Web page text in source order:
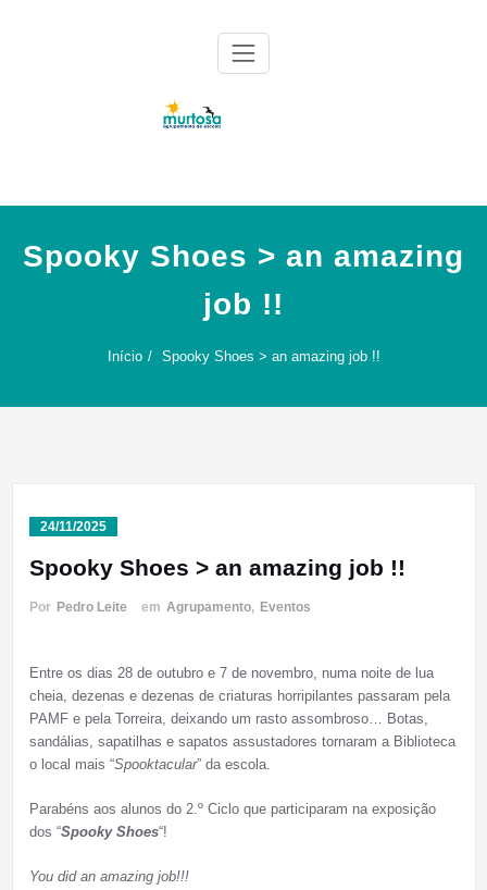
Spooky Shoes > an amazing
job !!
Início Spooky Shoes > an amazing job !!
24/11/2025
Spooky Shoes > an amazing job !!
Por Pedro Leite em Agrupamento, Eventos
Entre os dias 28 de outubro e 7 de novembro, numa noite de lua
cheia, dezenas e dezenas de criaturas horripilantes passaram pela
PAMF e pela Torreira, deixando um rasto assombroso… Botas,
sandálias, sapatilhas e sapatos assustadores tornaram a Biblioteca
o local mais “Spooktacular” da escola.
Parabéns aos alunos do 2.º Ciclo que participaram na exposição
dos “Spooky Shoes“!
You did an amazing job!!!